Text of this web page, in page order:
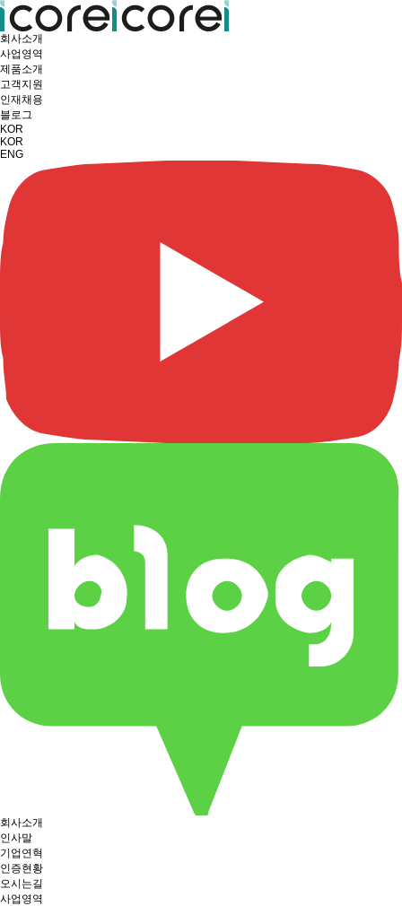
회사소개
사업영역
제품소개
고객지원
인재채용
블로그
KOR
KOR
ENG
회사소개
인사말
기업연혁
인증현황
오시는길
사업영역